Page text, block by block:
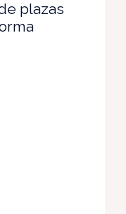
plazas